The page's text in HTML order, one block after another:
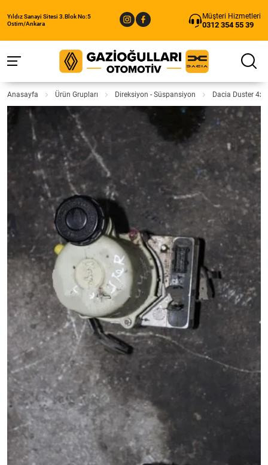
Yıldız Sanayi Sitesi 3.Blok No:5
Ostim/Ankara
Müşteri Hizmetleri
0312 354 55 39
Anasayfa Ürün Grupları Direksiyon - Süspansiyon Dacia Duster